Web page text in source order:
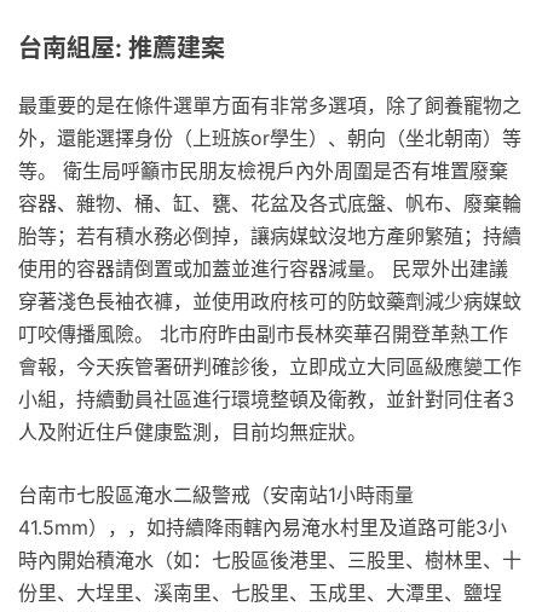
台南組屋: 推薦建案
最重要的是在條件選單方面有非常多選項，除了飼養寵物之
外，還能選擇身份（上班族or學生）、朝向（坐北朝南）等
等。 衛生局呼籲市民朋友檢視戶內外周圍是否有堆置廢棄
容器、雜物、桶、缸、甕、花盆及各式底盤、帆布、廢棄輪
胎等；若有積水務必倒掉，讓病媒蚊沒地方產卵繁殖；持續
使用的容器請倒置或加蓋並進行容器減量。 民眾外出建議
穿著淺色長袖衣褲，並使用政府核可的防蚊藥劑減少病媒蚊
叮咬傳播風險。 北市府昨由副市長林奕華召開登革熱工作
會報，今天疾管署研判確診後，立即成立大同區級應變工作
小組，持續動員社區進行環境整頓及衛教，並針對同住者3
人及附近住戶健康監測，目前均無症狀。
台南市七股區淹水二級警戒（安南站1小時雨量
41.5mm），，如持續降雨轄內易淹水村里及道路可能3小
時內開始積淹水（如：七股區後港里、三股里、樹林里、十
份里、大埕里、溪南里、七股里、玉成里、大潭里、鹽埕